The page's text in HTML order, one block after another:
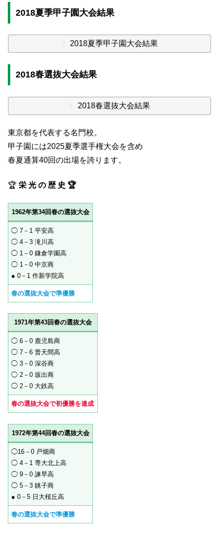
2018夏季甲子園大会結果
2018夏季甲子園大会結果
2018春選抜大会結果
2018春選抜大会結果
東京都を代表する名門校。
甲子園には2025夏季選手権大会を含め
春夏通算40回の出場を誇ります。
🏆 栄 光 の 歴 史 🏆
1962年第34回春の選抜大会
◯ 7－1 平安高
◯ 4－3 滝川高
◯ 1－0 鎌倉学園高
◯ 1－0 中京商
● 0－1 作新学院高
春の選抜大会で準優勝
1971年第43回春の選抜大会
◯ 6－0 鹿児島商
◯ 7－6 普天間高
◯ 3－0 深谷商
◯ 2－0 坂出商
◯ 2－0 大鉄高
春の選抜大会で初優勝を達成
1972年第44回春の選抜大会
◯16－0 戸畑商
◯ 4－1 専大北上高
◯ 9－0 諫早高
◯ 5－3 銚子商
● 0－5 日大桜丘高
春の選抜大会で準優勝